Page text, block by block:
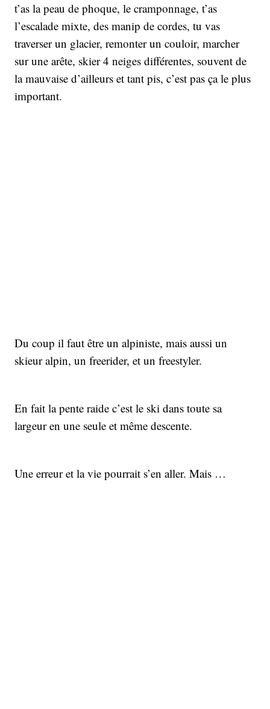
t’as la peau de phoque, le cramponnage, t’as
l’escalade mixte, des manip de cordes, tu vas
traverser un glacier, remonter un couloir, marcher
sur une arête, skier 4 neiges différentes, souvent de
la mauvaise d’ailleurs et tant pis, c’est pas ça le plus
important.
Du coup il faut être un alpiniste, mais aussi un
skieur alpin, un freerider, et un freestyler.
En fait la pente raide c’est le ski dans toute sa
largeur en une seule et même descente.
Une erreur et la vie pourrait s’en aller. Mais …